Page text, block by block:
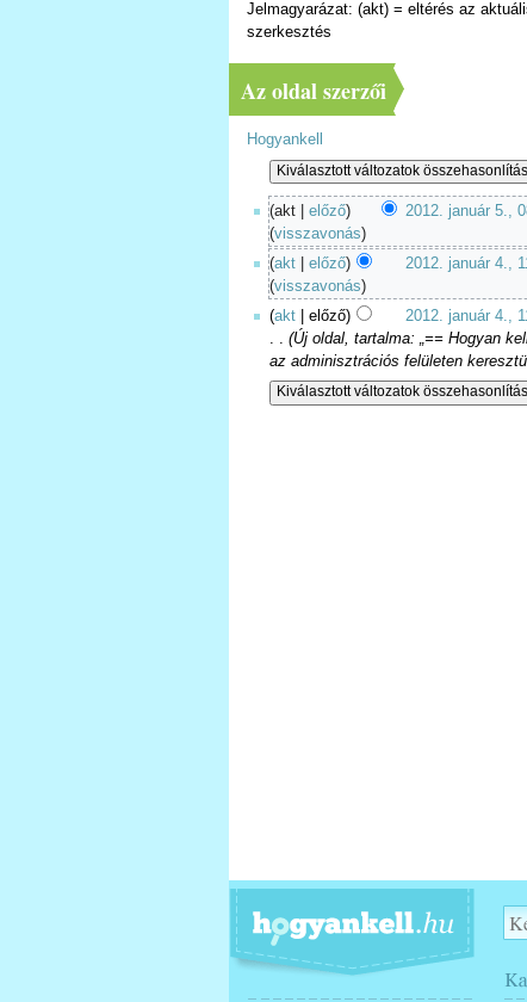
Jelmagyarázat: (akt) = eltérés az
szerkesztés
Az oldal szerzői
Hogyankell
(akt | előző) 2012. január 5.,
(visszavonás)
(akt előző) 2012. január 4.,
(visszavonás)
(akt | előző) 2012. január 4.,
. . (Új oldal, tartalma: „== Hogyan
az adminisztrációs felületen